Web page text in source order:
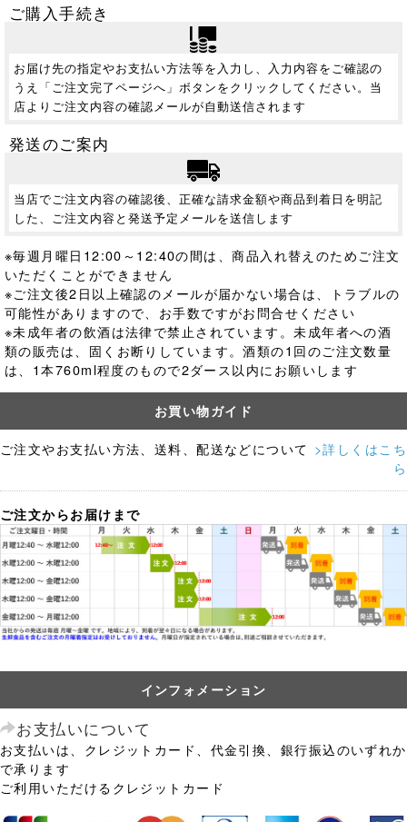
ご購入手続き
お届け先の指定やお支払い方法等を入力し、入力内容をご確認の
うえ「ご注文完了ページへ」ボタンをクリックしてください。当
店よりご注文内容の確認メールが自動送信されます
発送のご案内
当店でご注文内容の確認後、正確な請求金額や商品到着日を明記
した、ご注文内容と発送予定メールを送信します
※毎週月曜日12:00～12:40の間は、商品入れ替えのためご注文
いただくことができません
※ご注文後2日以上確認のメールが届かない場合は、トラブルの
可能性がありますので、お手数ですがお問合せください
※未成年者の飲酒は法律で禁止されています。未成年者への酒
類の販売は、固くお断りしています。酒類の1回のご注文数量
は、1本760ml程度のもので2ダース以内にお願いします
お買い物ガイド
ご注文やお支払い方法、送料、配送などについて >詳しくはこち
ら
ご注文からお届けまで
インフォメーション
お支払いについて
お支払いは、クレジットカード、代金引換、銀行振込のいずれか
で承ります
ご利用いただけるクレジットカード